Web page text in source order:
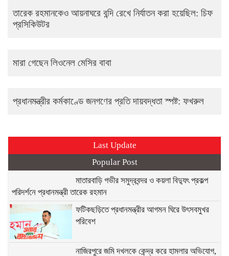
তারেক রহমানকেও আয়নাঘরে বন্দি রেখে নির্যাতন করা হয়েছিল: চিফ
প্রসিকিউটর
মারা গেছেন লিওনেল মেসির বাবা
প্রধানমন্ত্রীর কর্মকাণ্ডে জনগণের প্রতি দায়বদ্ধতা স্পষ্ট: ফখরুল
Last Update
Popular Post
মাতারবাড়ি গভীর সমুদ্রবন্দর ও কয়লা বিদ্যুৎ প্রকল্প
পরিদর্শনে প্রধানমন্ত্রী তারেক রহমান
ফটিকছড়িতে প্রধানমন্ত্রীর আগমন ঘিরে উৎসবমুখর
পরিবেশ
নাজিরপুরে জমি দখলকে কেন্দ্র করে হামলার অভিযোগ,